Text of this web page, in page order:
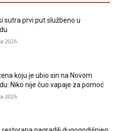
sutra prvi put službeno u
2026.
koju je ubio sin na Novom
Niko nije čuo vapaje za pomoć
2026.